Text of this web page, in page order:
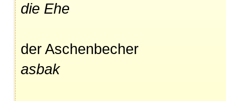
die Ehe
der Aschenbecher
asbak